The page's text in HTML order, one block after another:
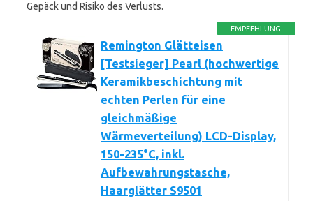
Gepäck und Risiko des Verlusts.
EMPFEHLUNG
Remington Glätteisen
[Testsieger] Pearl (hochwertige
Keramikbeschichtung mit
echten Perlen für eine
gleichmäßige
Wärmeverteilung) LCD-Display,
150-235°C, inkl.
Aufbewahrungstasche,
Haarglätter S9501